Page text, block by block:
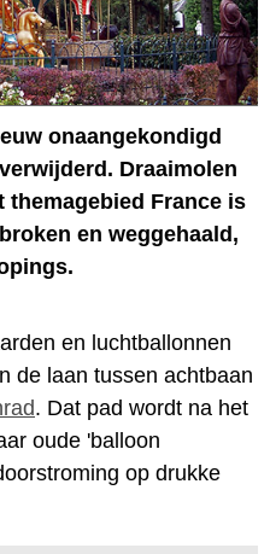
onaangekondigd
Draaimolen
themagebied France is
en weggehaald,
en luchtballonnen
de laan tussen achtbaan
. Dat pad wordt na het
oude 'balloon
op drukke